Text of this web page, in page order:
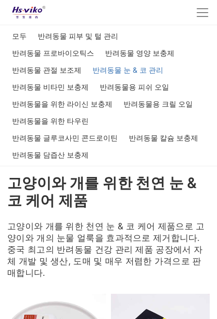
모두
반려동물 피부 및 털 관리
반려동물 프로바이오틱스
반려동물 영양 보충제
반려동물 관절 보조제
반려동물 눈 & 코 관리
반려동물 비타민 보충제
반려동물용 피쉬 오일
반려동물을 위한 라이신 보충제
반려동물용 크릴 오일
반려동물을 위한 타우린
반려동물 글루코사민 콘드로이틴
반려동물 칼슘 보충제
반려동물 담즙산 보충제
고양이와 개를 위한 천연 눈 &
코 케어 제품
고양이와 개를 위한 천연 눈 & 코 케어 제품으로 고
양이와 개의 눈물 얼룩을 효과적으로 제거합니다.
중국 최고의 반려동물 건강 관리 제품 공장에서 자
체 개발 및 생산, 도매 및 매우 저렴한 가격으로 판
매합니다.